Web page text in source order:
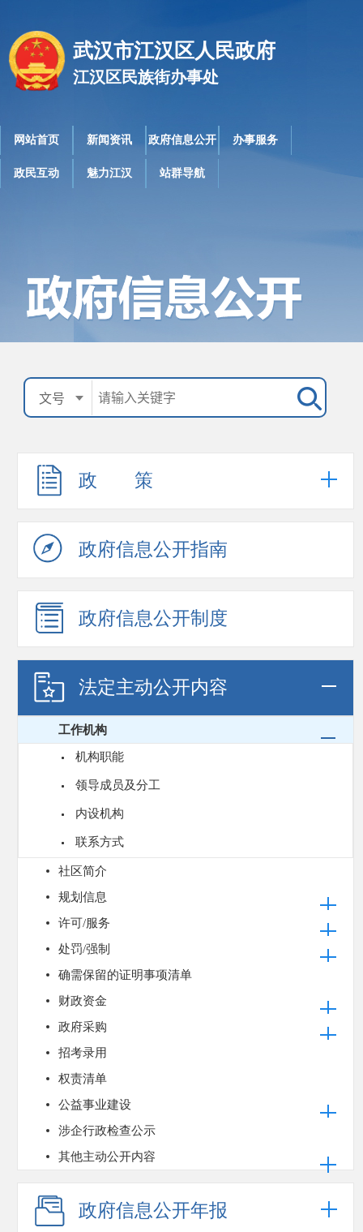
武汉市江汉区人民政府
江汉区民族街办事处
网站首页 新闻资讯 政府信息公开 办事服务
政民互动 魅力江汉 站群导航
政 策
政府信息公开指南
政府信息公开制度
法定主动公开内容
工作机构
机构职能
领导成员及分工
内设机构
联系方式
社区简介
规划信息
许可/服务
处罚/强制
确需保留的证明事项清单
财政资金
政府采购
招考录用
权责清单
公益事业建设
涉企行政检查公示
其他主动公开内容
政府信息公开年报